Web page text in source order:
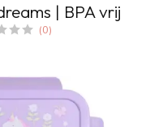
| BPA vrij
(0)